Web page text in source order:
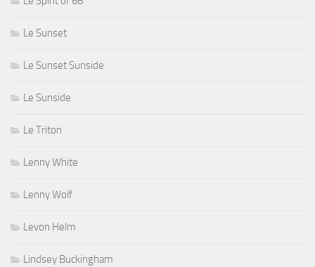
Le Sunset
Le Sunset Sunside
Le Sunside
Le Triton
Lenny White
Lenny Wolf
Levon Helm
Lindsey Buckingham